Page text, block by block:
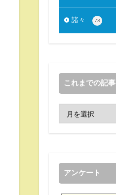
諸々 78
これまでの記事
アンケート